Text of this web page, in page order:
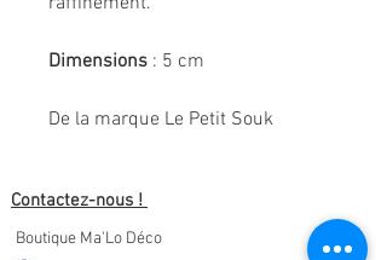
Dimensions : 5 cm
De la marque Le Petit Souk
Contactez-nous !
Boutique Ma'Lo Déco